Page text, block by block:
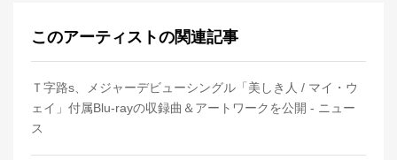
このアーティストの関連記事
Ｔ字路s、メジャーデビューシングル「美しき人 / マイ・ウ
ェイ」付属Blu-rayの収録曲＆アートワークを公開 - ニュー
ス